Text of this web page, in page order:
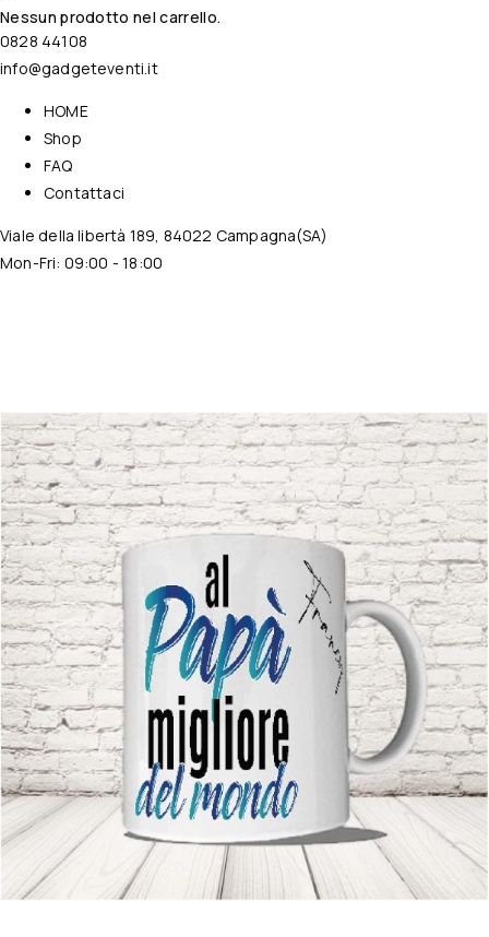
Nessun prodotto nel carrello.
0828 44108
info@gadgeteventi.it
HOME
Shop
FAQ
Contattaci
Viale della libertà 189, 84022 Campagna(SA)
Mon-Fri: 09:00 - 18:00